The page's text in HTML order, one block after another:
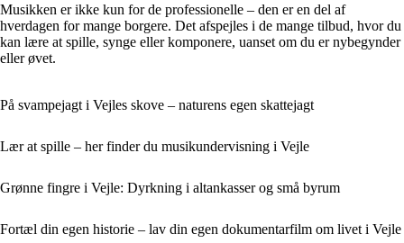
Musikken er ikke kun for de professionelle – den er en del af
hverdagen for mange borgere. Det afspejles i de mange tilbud, hvor du
kan lære at spille, synge eller komponere, uanset om du er nybegynder
eller øvet.
På svampejagt i Vejles skove – naturens egen skattejagt
Lær at spille – her finder du musikundervisning i Vejle
Grønne fingre i Vejle: Dyrkning i altankasser og små byrum
Fortæl din egen historie – lav din egen dokumentarfilm om livet i Vejle